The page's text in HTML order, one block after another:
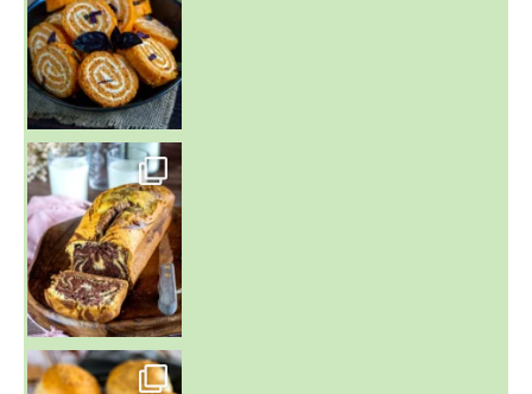
~ BUNS MAISON ~
Un peu de boulange par ici au